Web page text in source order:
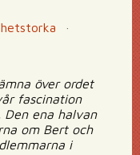
·
över ordet
fascination
Den ena halvan
om Bert och
i